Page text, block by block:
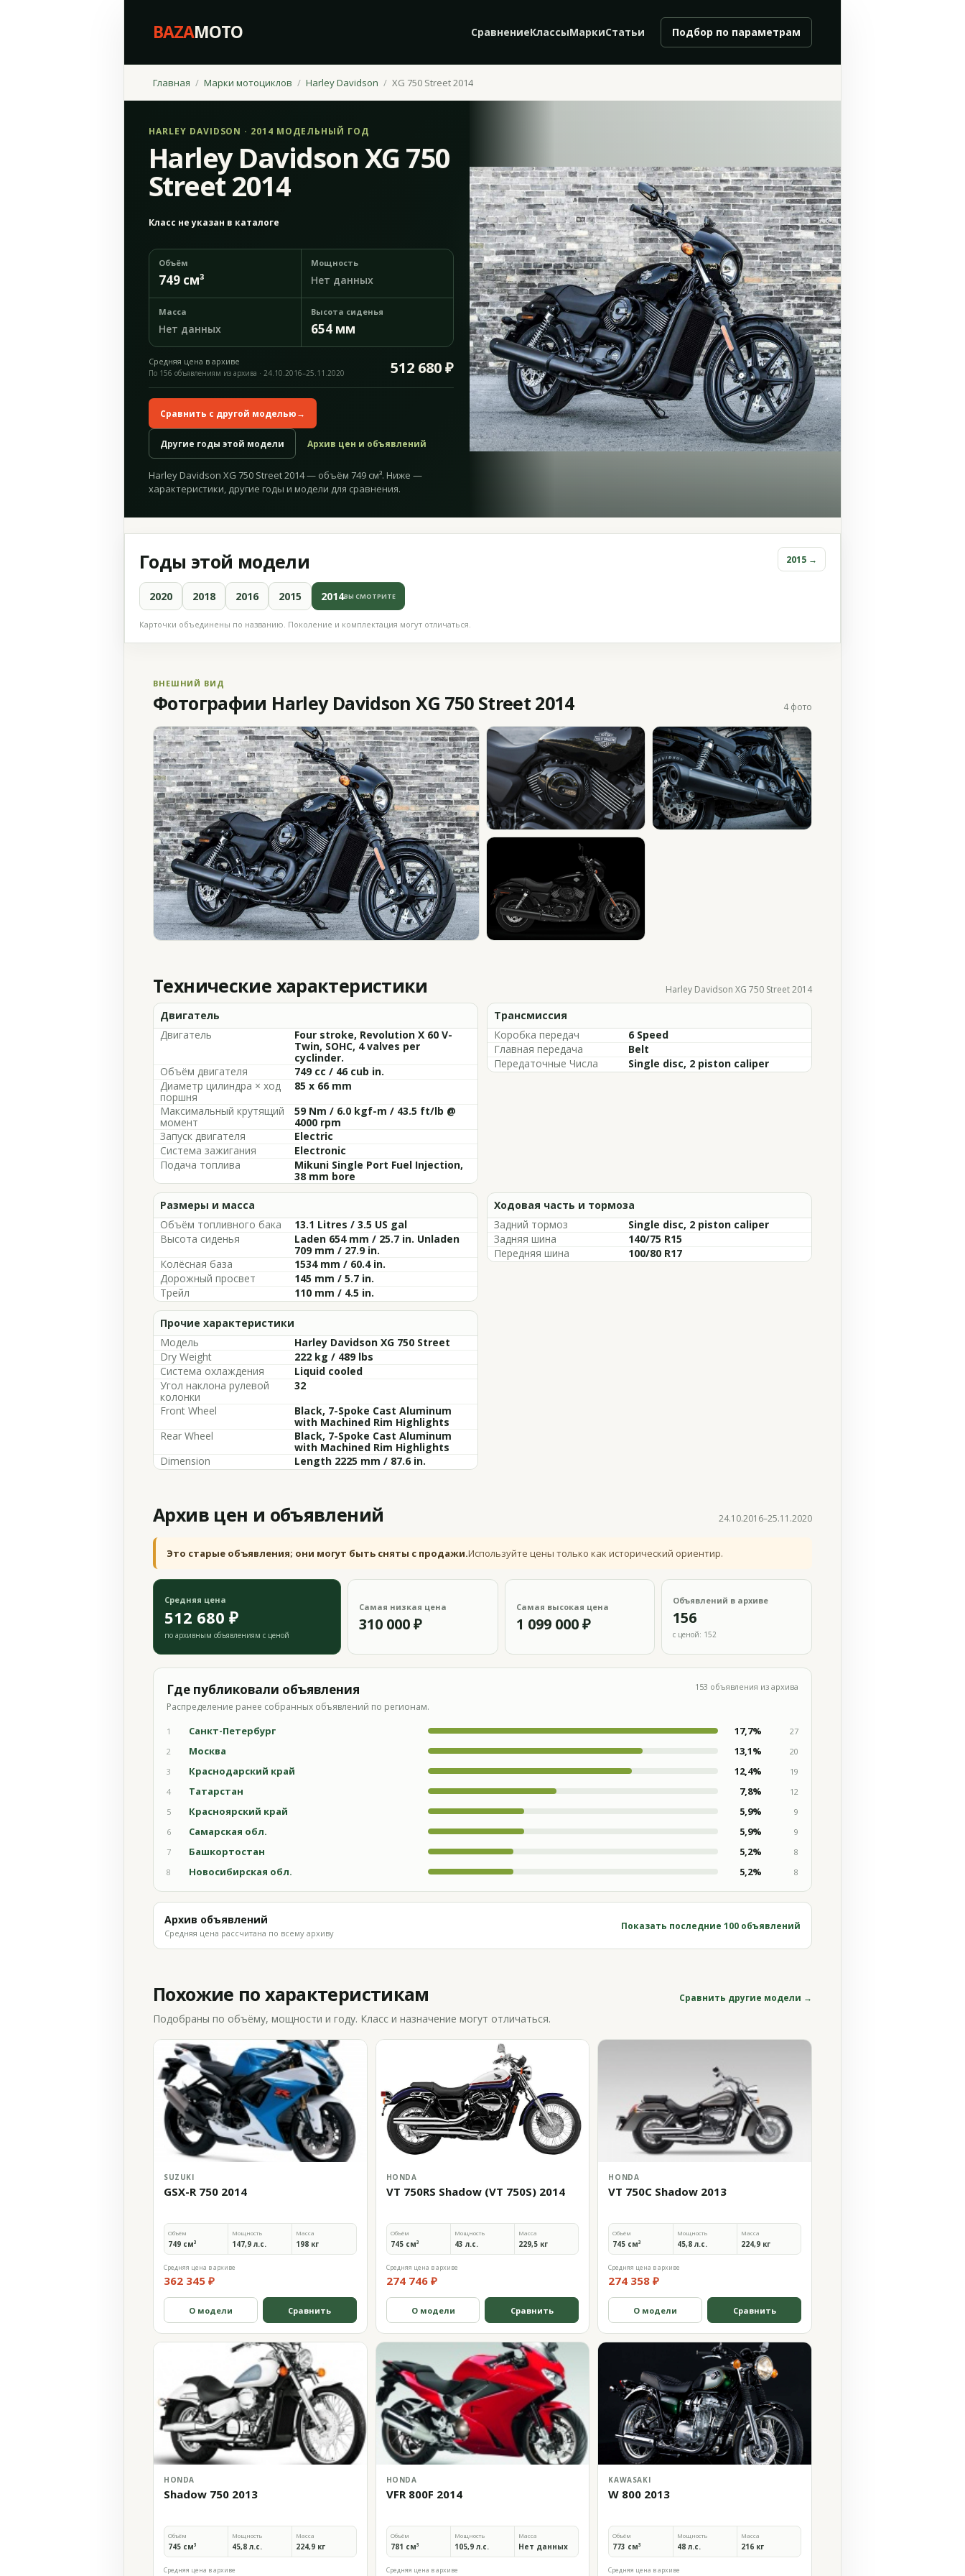
BAZAMOTO СравнениеКлассыМаркиСтатьи Подбор по параметрам
Главная Марки мотоциклов Harley Davidson XG 750 Street 2014
HARLEY DAVIDSON · 2014 МОДЕЛЬНЫЙ ГОД
Harley Davidson XG 750
Street 2014
Класс не указан в каталоге
Объём
749 см³
Мощность
Нет данных
Масса
Нет данных
Высота сиденья
654 мм
Средняя цена в архиве 512 680 ₽
По 156 объявлениям из архива · 24.10.2016–25.11.2020
Сравнить с другой моделью→
Другие годы этой модели Архив цен и объявлений
Harley Davidson XG 750 Street 2014 — объём 749 см³. Ниже —
характеристики, другие годы и модели для сравнения.
Годы этой модели 2015 →
2020 2018 2016 2015 2014ВЫ СМОТРИТЕ
Карточки объединены по названию. Поколение и комплектация могут отличаться.
ВНЕШНИЙ ВИД
Фотографии Harley Davidson XG 750 Street 2014 4 фото
Технические характеристики Harley Davidson XG 750 Street 2014
Двигатель
Двигатель
Four stroke, Revolution X 60 V-
Twin, SOHC, 4 valves per
cyclinder.
Объём двигателя
749 cc / 46 cub in.
Диаметр цилиндра × ход
поршня
85 x 66 mm
Максимальный крутящий
момент
59 Nm / 6.0 kgf-m / 43.5 ft/lb @
4000 rpm
Запуск двигателя
Electric
Система зажигания
Electronic
Подача топлива
Mikuni Single Port Fuel Injection,
38 mm bore
Трансмиссия
Коробка передач
6 Speed
Главная передача
Belt
Передаточные Числа
Single disc, 2 piston caliper
Размеры и масса
Объём топливного бака
13.1 Litres / 3.5 US gal
Высота сиденья
Laden 654 mm / 25.7 in. Unladen
709 mm / 27.9 in.
Колёсная база
1534 mm / 60.4 in.
Дорожный просвет
145 mm / 5.7 in.
Трейл
110 mm / 4.5 in.
Ходовая часть и тормоза
Задний тормоз
Single disc, 2 piston caliper
Задняя шина
140/75 R15
Передняя шина
100/80 R17
Прочие характеристики
Модель
Harley Davidson XG 750 Street
Dry Weight
222 kg / 489 lbs
Система охлаждения
Liquid cooled
Угол наклона рулевой
колонки
32
Front Wheel
Black, 7-Spoke Cast Aluminum
with Machined Rim Highlights
Rear Wheel
Black, 7-Spoke Cast Aluminum
with Machined Rim Highlights
Dimension
Length 2225 mm / 87.6 in.
Архив цен и объявлений 24.10.2016–25.11.2020
Это старые объявления; они могут быть сняты с продажи.Используйте цены только как исторический ориентир.
Средняя цена
512 680 ₽
по архивным объявлениям с ценой
Самая низкая цена
310 000 ₽
Самая высокая цена
1 099 000 ₽
Объявлений в архиве
156
с ценой: 152
Где публиковали объявления
Распределение ранее собранных объявлений по регионам.
153 объявления из архива
1 Санкт-Петербург 17,7%
27
2
Москва 13,1%
20
3
Краснодарский край 12,4%
19
4
Татарстан 7,8%
12
5
Красноярский край 5,9%
9
6
Самарская обл. 5,9%
9
7
Башкортостан 5,2%
8
8
Новосибирская обл. 5,2% 8
Архив объявлений
Средняя цена рассчитана по всему архиву
Показать последние 100 объявлений
Похожие по характеристикам Сравнить другие модели →
Подобраны по объёму, мощности и году. Класс и назначение могут отличаться.
SUZUKI
GSX-R 750 2014
Объём
749 см³
Мощность
147,9 л.с.
Масса
198 кг
Средняя цена в архиве
362 345 ₽
О модели Сравнить
HONDA
VT 750RS Shadow (VT 750S) 2014
Объём
745 см³
Мощность
43 л.с.
Масса
229,5 кг
Средняя цена в архиве
274 746 ₽
О модели Сравнить
HONDA
VT 750C Shadow 2013
Объём
745 см³
Мощность
45,8 л.с.
Масса
224,9 кг
Средняя цена в архиве
274 358 ₽
О модели Сравнить
HONDA
Shadow 750 2013
Объём
745 см³
Мощность
45,8 л.с.
Масса
224,9 кг
Средняя цена в архиве
HONDA
VFR 800F 2014
Объём
781 см³
Мощность
105,9 л.с.
Масса
Нет данных
Средняя цена в архиве
KAWASAKI
W 800 2013
Объём
773 см³
Мощность
48 л.с.
Масса
216 кг
Средняя цена в архиве